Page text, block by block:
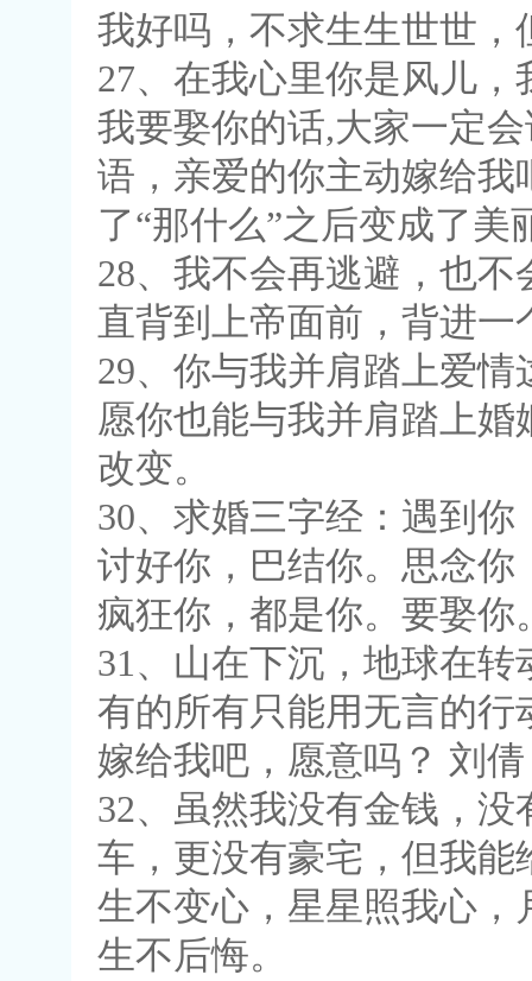
我好吗，不求生生世世
27、在我心里你是风儿
我要娶你的话,大家一定
语，亲爱的你主动嫁给
了“那什么”之后变成了美
28、我不会再逃避，也
直背到上帝面前，背进
29、你与我并肩踏上爱
愿你也能与我并肩踏上
改变。
30、求婚三字经：遇到
讨好你，巴结你。思念
疯狂你，都是你。要娶你
31、山在下沉，地球在
有的所有只能用无言的
嫁给我吧，愿意吗？ 刘倩
32、虽然我没有金钱，
车，更没有豪宅，但我
生不变心，星星照我心
生不后悔。